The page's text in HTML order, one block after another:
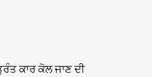
ਕਾਰ ਕੋਲ ਜਾਣ ਦੀ